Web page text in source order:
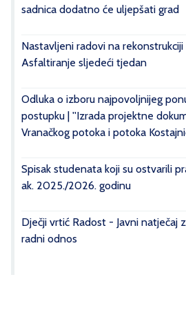
sadnica dodatno će uljepšati grad
Nastavljeni radovi na
Asfaltiranje sljedeći tjedan
Odluka o izboru najpovoljnijeg
postupku | ''Izrada projektne
Vranačkog potoka i potoka
Spisak studenata koji su ostvarili
ak. 2025./2026. godinu
Dječji vrtić Radost - Javni natječaj
radni odnos